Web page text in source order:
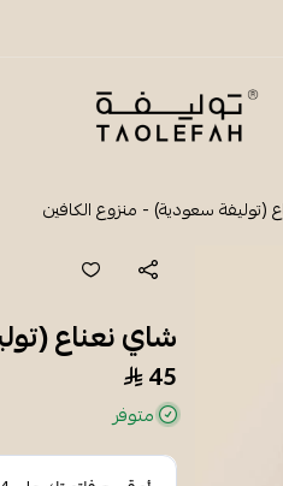
شاي توليفة
(توليفة سعودية) - منزوع الكافين
شاي نعناع
45
متوفر